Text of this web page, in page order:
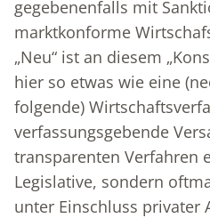
gegebenenfalls mit
marktkonforme
„Neu“ ist an diesem
hier so etwas wie eine
folgende)
verfassungsgebende
transparenten Verfahren
Legislative, sondern
unter Einschluss